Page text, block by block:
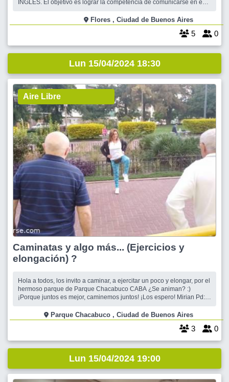
INGLÉS. El objetivo es lograr la competencia de comunicarse en este
serán semanales y con una duración de dos horas. El primer
encuentro será de c
Flores , Ciudad de Buenos Aires
5 0
Lun 15/04/2024 18:30
Aire Libre
Caminatas y algo más... (Ejercicios y
elongación) ?
Hola a todos, los invito a caminar, a ejercitar un poco y elongar, por el
hermoso parque de Parque Chacabuco CABA ¿Se animan? :)
¡Porque juntos es mejor, caminemos juntos! ¡Los espero! Mirian Pd:
Parque Chacabuco , Ciudad de Buenos Aires
3 0
Lun 15/04/2024 19:00